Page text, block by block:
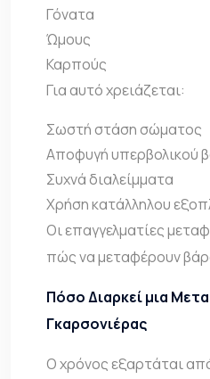
Γόνατα
Ώμους
Καρπούς
Για αυτό χρειάζεται:
Σωστή στάση σώματος
Αποφυγή υπερβολικού
Συχνά διαλείμματα
Χρήση κατάλληλου
Οι επαγγελματίες
πώς να μεταφέρουν
Πόσο Διαρκεί μια
Γκαρσονιέρας
Ο χρόνος εξαρτάται